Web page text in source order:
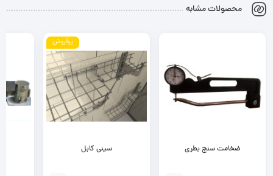
محصولات مشابه
ضخامت سنج بطری
پرفروش
سینی کابل